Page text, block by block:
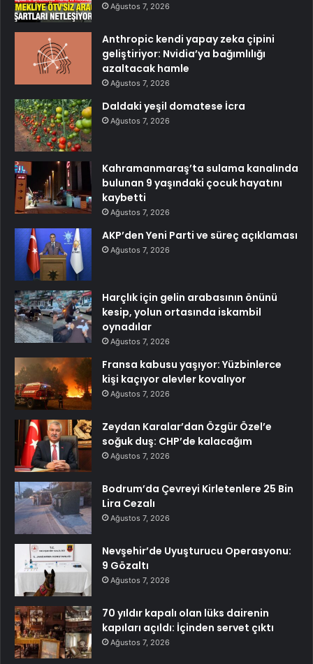
Ağustos 7, 2026
Anthropic kendi yapay zeka çipini
geliştiriyor: Nvidia’ya bağımlılığı
azaltacak hamle
Ağustos 7, 2026
Daldaki yeşil domatese İcra
Ağustos 7, 2026
Kahramanmaraş’ta sulama kanalında
bulunan 9 yaşındaki çocuk hayatını
kaybetti
Ağustos 7, 2026
AKP’den Yeni Parti ve süreç açıklaması
Ağustos 7, 2026
Harçlık için gelin arabasının önünü
kesip, yolun ortasında iskambil
oynadılar
Ağustos 7, 2026
Fransa kabusu yaşıyor: Yüzbinlerce
kişi kaçıyor alevler kovalıyor
Ağustos 7, 2026
Zeydan Karalar’dan Özgür Özel’e
soğuk duş: CHP’de kalacağım
Ağustos 7, 2026
Bodrum’da Çevreyi Kirletenlere 25 Bin
Lira Cezalı
Ağustos 7, 2026
Nevşehir’de Uyuşturucu Operasyonu:
9 Gözaltı
Ağustos 7, 2026
70 yıldır kapalı olan lüks dairenin
kapıları açıldı: İçinden servet çıktı
Ağustos 7, 2026